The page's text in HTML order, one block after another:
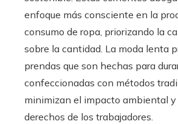
enfoque más consciente en la
consumo de ropa, priorizando la
sobre la cantidad. La moda lenta
prendas que son hechas para
confeccionadas con métodos
minimizan el impacto ambiental
derechos de los trabajadores.